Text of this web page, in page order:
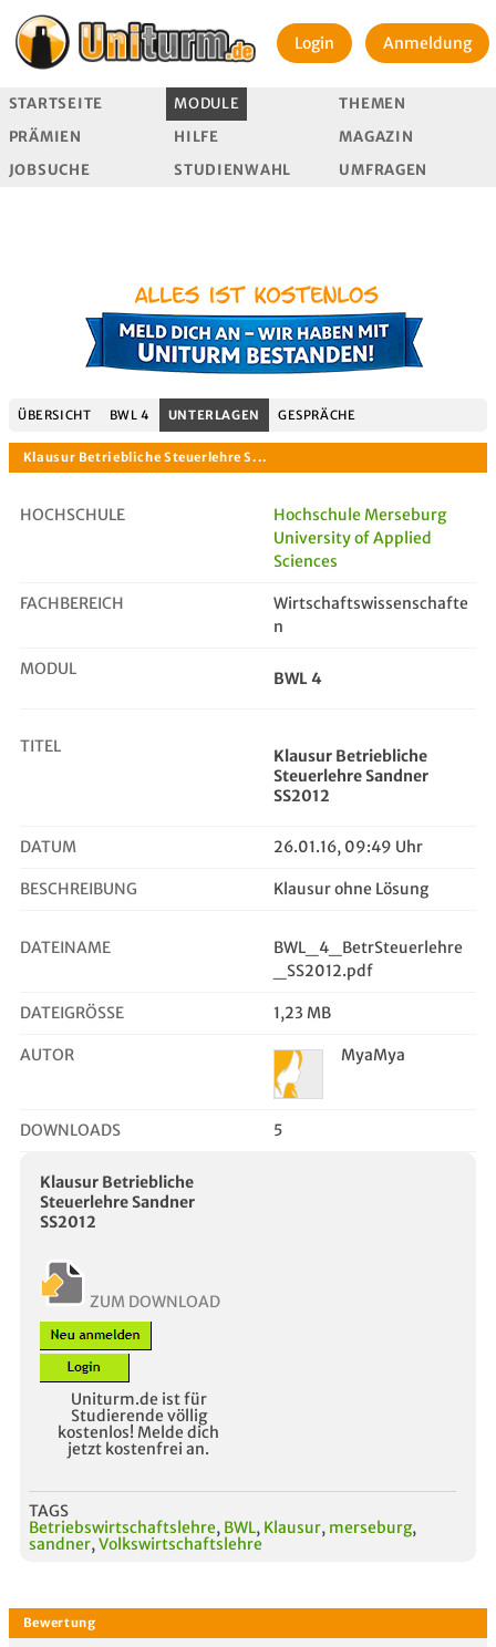
Login Anmeldung
STARTSEITE MODULE
THEMEN
PRÄMIEN
HILFE
MAGAZIN
JOBSUCHE
STUDIENWAHL UMFRAGEN
ÜBERSICHT BWL 4 UNTERLAGEN GESPRÄCHE
Klausur Betriebliche Steuerlehre S...
HOCHSCHULE
Hochschule Merseburg
University of Applied
Sciences
FACHBEREICH
Wirtschaftswissenschafte
n
MODUL BWL 4
TITEL
Klausur Betriebliche
Steuerlehre Sandner
SS2012
DATUM 26.01.16, 09:49 Uhr
BESCHREIBUNG Klausur ohne Lösung
DATEINAME
BWL_4_BetrSteuerlehre
_SS2012.pdf
DATEIGRÖSSE 1,23 MB
AUTOR MyaMya
DOWNLOADS 5
Klausur Betriebliche
Steuerlehre Sandner
SS2012
ZUM DOWNLOAD
Uniturm.de ist für
Studierende völlig
kostenlos! Melde dich
jetzt kostenfrei an.
TAGS
Betriebswirtschaftslehre, BWL, Klausur, merseburg,
sandner, Volkswirtschaftslehre